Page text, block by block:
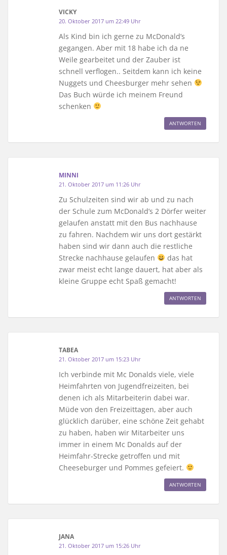
VICKY
20. Oktober 2017 um 22:49 Uhr
Als Kind bin ich gerne zu McDonald’s
gegangen. Aber mit 18 habe ich da ne
Weile gearbeitet und der Zauber ist
schnell verflogen.. Seitdem kann ich keine
Nuggets und Cheesburger mehr sehen
Das Buch würde ich meinem Freund
schenken
ANTWORTEN
MINNI
21. Oktober 2017 um 11:26 Uhr
Zu Schulzeiten sind wir ab und zu nach
der Schule zum McDonald’s 2 Dörfer weiter
gelaufen anstatt mit den Bus nachhause
zu fahren. Nachdem wir uns dort gestärkt
haben sind wir dann auch die restliche
Strecke nachhause gelaufen
das hat
zwar meist echt lange dauert, hat aber als
kleine Gruppe echt Spaß gemacht!
ANTWORTEN
TABEA
21. Oktober 2017 um 15:23 Uhr
Ich verbinde mit Mc Donalds viele, viele
Heimfahrten von Jugendfreizeiten, bei
denen ich als Mitarbeiterin dabei war.
Müde von den Freizeittagen, aber auch
glücklich darüber, eine schöne Zeit gehabt
zu haben, haben wir Mitarbeiter uns
immer in einem Mc Donalds auf der
Heimfahr-Strecke getroffen und mit
Cheeseburger und Pommes gefeiert.
ANTWORTEN
JANA
21. Oktober 2017 um 15:26 Uhr